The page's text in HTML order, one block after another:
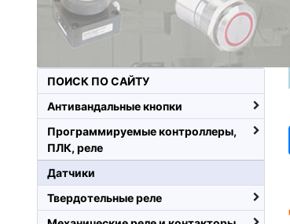
ПОИСК ПО САЙТУ
Антивандальные кнопки
Программируемые контроллеры,
ПЛК, реле
Датчики
Твердотельные реле